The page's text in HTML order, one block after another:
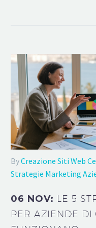
ByCreazione Siti Web
Strategie Marketing
06 NOV: LE 5
PER AZIENDE DI